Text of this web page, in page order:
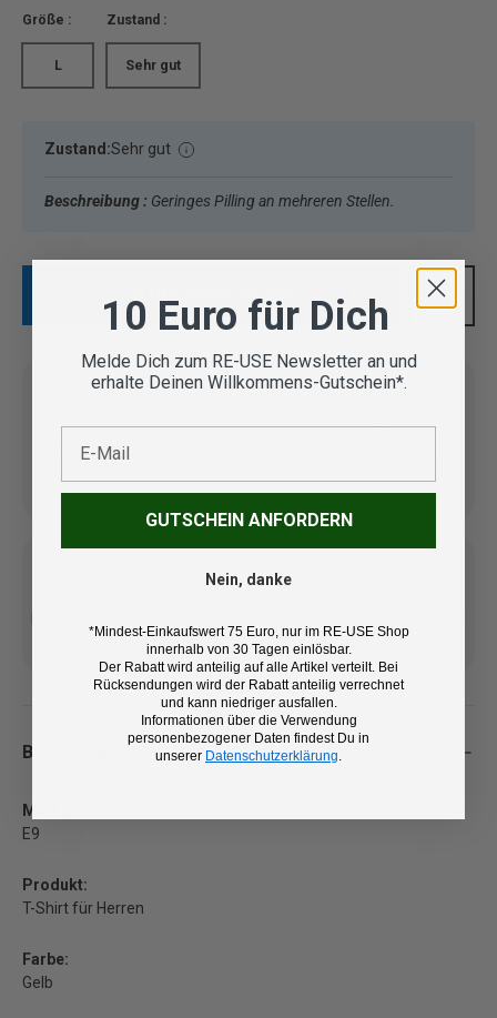
Größe :
L
Zustand :
Sehr gut
Zustand:Sehr gut
Beschreibung : Geringes Pilling an mehreren Stellen.
IN DEN WARENKORB
geprüfte Second Hand
€ (DE/AT)
kostenlose Retoure
Beschreibung
Marke:
E9
Produkt:
T-Shirt für Herren
Farbe:
Gelb
10 Euro für Dich
Melde Dich zum RE-USE Newsletter an und
erhalte Deinen Willkommens-Gutschein*.
GUTSCHEIN ANFORDERN
Nein, danke
*Mindest-Einkaufswert 75 Euro, nur im RE-USE Shop
innerhalb von 30 Tagen einlösbar.
Der Rabatt wird anteilig auf alle Artikel verteilt. Bei
Rücksendungen wird der Rabatt anteilig verrechnet
und kann niedriger ausfallen.
Informationen über die Verwendung
personenbezogener Daten findest Du in
unserer Datenschutzerklärung